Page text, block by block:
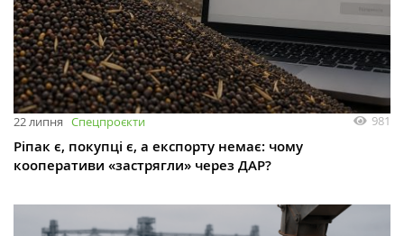
22 липня Спецпроєкти 981
Ріпак є, покупці є, а експорту немає: чому
кооперативи «застрягли» через ДАР?